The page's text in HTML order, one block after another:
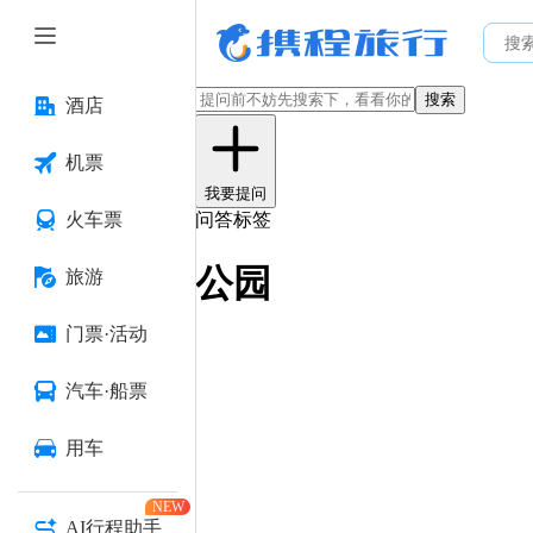
酒店
机票
火车票
旅游
门票·活动
汽车·船票
用车
AI行程助手
NEW
搜索
我要提问
问答标签
公园